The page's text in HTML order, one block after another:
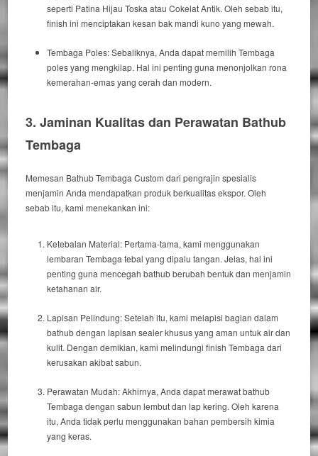
seperti Patina Hijau Toska atau Cokelat Antik.Oleh sebab itu,
finish ini menciptakan kesan bak mandi kuno yang mewah.
Tembaga Poles:Sebaliknya, Anda dapat memilih Tembaga
poles yang mengkilap. Hal ini penting guna menonjolkan rona
kemerahan-emas yang cerah dan modern.
3. Jaminan Kualitas dan Perawatan Bathub
Tembaga
Memesan Bathub Tembaga Custom dari pengrajin spesialis
menjamin Anda mendapatkan produk berkualitas ekspor.Oleh
sebab itu, kami menekankan ini:
Ketebalan Material: Pertama-tama, kami menggunakan
lembaran Tembaga tebal yang dipalu tangan.Jelas, hal ini
penting guna mencegahbathubberubah bentuk dan menjamin
ketahanan air.
Lapisan Pelindung:Setelah itu, kami melapisi bagian dalam
bathubdengan lapisansealerkhusus yang aman untuk air dan
kulit. Dengan demikian, kami melindungifinish Tembaga dari
kerusakan akibat sabun.
Perawatan Mudah:Akhirnya, Anda dapat merawatbathub
Tembaga dengan sabun lembut dan lap kering.Oleh karena
itu, Anda tidak perlu menggunakan bahan pembersih kimia
yang keras.